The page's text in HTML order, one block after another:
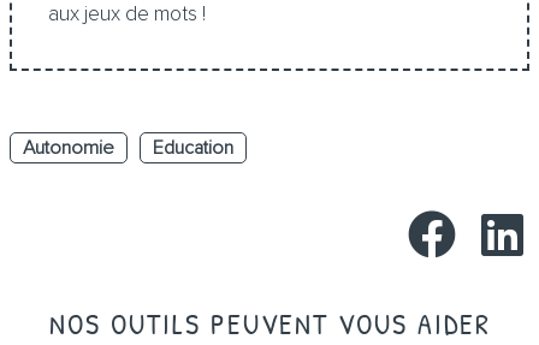
aux jeux de mots !
Autonomie Education
NOS OUTILS PEUVENT VOUS AIDER